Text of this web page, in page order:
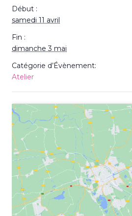
Début :
samedi 11 avril
Fin :
dimanche 3 mai
Catégorie d’Évènement:
Atelier